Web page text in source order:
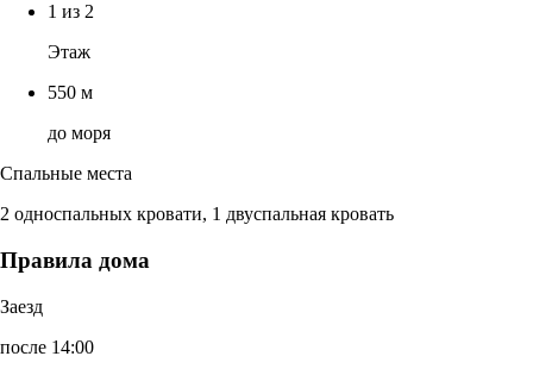
1 из 2
Этаж
550 м
до моря
Спальные места
2 односпальных кровати, 1 двуспальная кровать
Правила дома
Заезд
после 14:00